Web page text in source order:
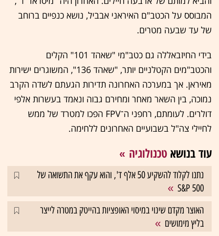
המבוסס על הכטב"ם האיראני אבביל, נושא כנפיים ברוחב
של עד שבעה מטרים.
בידי החיזבאללה גם כטב"מי "שאהד 101" הקלים
והכטב"מים הקטלניים יותר, "שאהד 136", המשוגרים ישירות
מאיראן. אך במערכה האחרונה תדירות הגעתם לשדה הקרב
נמוכה, בין השאר מאחר ומחירם גבוה ונאמד בעשרות אלפי
דולרים. לעומתם, רחפני ה־FPV הפכו למטרד של ממש
לחיילי צה"ל בשבועיים האחרונים ללחימה.
עוד בנושא טכנולוגיה
נתנו לקלוד להשקיע 50 אלף ד', והוא עקף את התשואה של
S&P 500
האוצר מקדם שינוי במיסוי האופציות בהייטק במטרה לייצר
בליץ מימושים